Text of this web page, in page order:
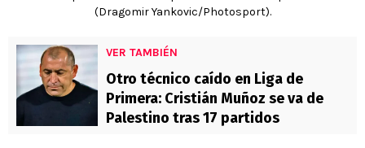
(Dragomir Yankovic/Photosport).
VER TAMBIÉN
Otro técnico caído en Liga de
Primera: Cristián Muñoz se va de
Palestino tras 17 partidos